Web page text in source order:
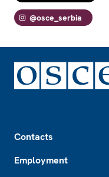
@osce_serbia
Contacts
Employment